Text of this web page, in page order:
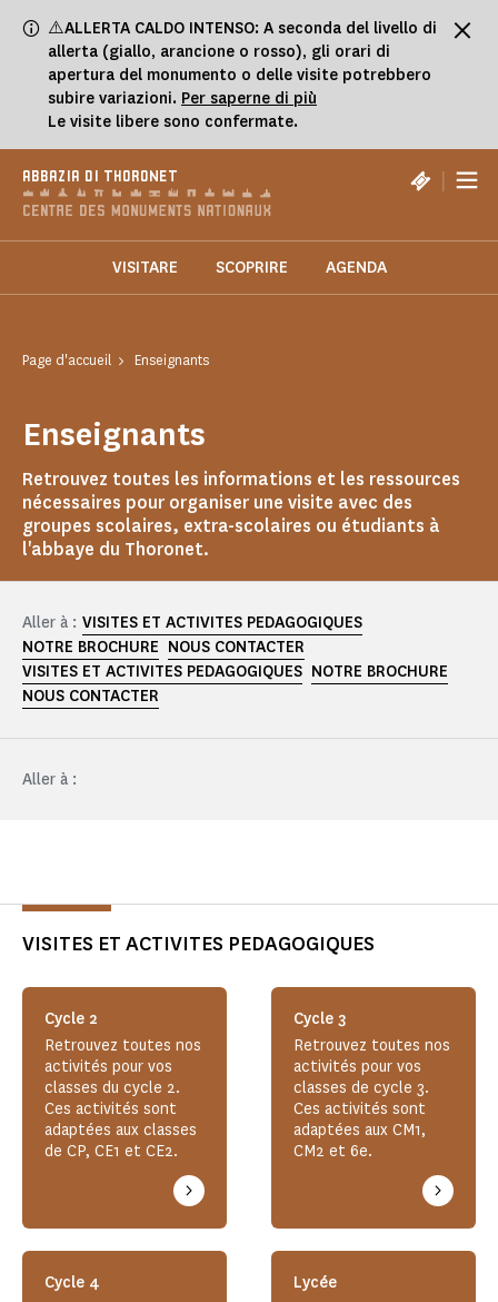
⚠️ALLERTA CALDO INTENSO: A seconda del livello di
allerta (giallo, arancione o rosso), gli orari di
apertura del monumento o delle visite potrebbero
subire variazioni. Per saperne di più
Le visite libere sono confermate.
ABBAZIA DI THORONET |
VISITARE SCOPRIRE AGENDA
Page d'accueil Enseignants
Enseignants
Retrouvez toutes les informations et les ressources
nécessaires pour organiser une visite avec des
groupes scolaires, extra-scolaires ou étudiants à
l'abbaye du Thoronet.
Aller à : VISITES ET ACTIVITES PEDAGOGIQUES
NOTRE BROCHURE NOUS CONTACTER
VISITES ET ACTIVITES PEDAGOGIQUES NOTRE BROCHURE
NOUS CONTACTER
Aller à :
VISITES ET ACTIVITES PEDAGOGIQUES
Cycle 2
Retrouvez toutes nos
activités pour vos
classes du cycle 2.
Ces activités sont
adaptées aux classes
de CP, CE1 et CE2.
Cycle 3
Retrouvez toutes nos
activités pour vos
classes de cycle 3.
Ces activités sont
adaptées aux CM1,
CM2 et 6e.
Cycle 4
Lycée